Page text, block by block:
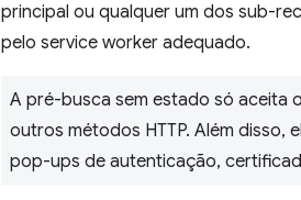
principal ou qualquer um dos sub-
pelo service worker adequado.
A pré-busca sem estado só aceita
outros métodos HTTP. Além disso,
pop-ups de autenticação,